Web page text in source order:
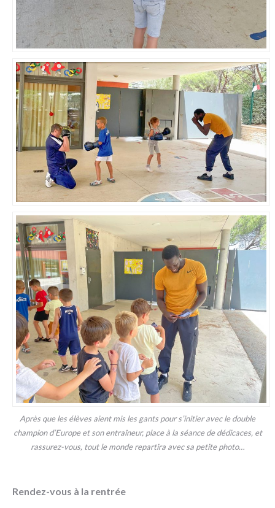
Après que les élèves aient mis les gants pour s’initier avec le double
champion d’Europe et son entraîneur, place à la séance de dédicaces, et
rassurez-vous, tout le monde repartira avec sa petite photo…
Rendez-vous à la rentrée